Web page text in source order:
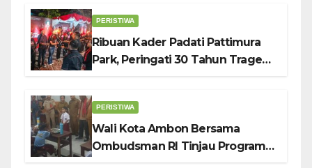
PERISTIWA
Ribuan Kader Padati Pattimura
Park, Peringati 30 Tahun Tragedi
PERISTIWA
Wali Kota Ambon Bersama
Ombudsman RI Tinjau Program